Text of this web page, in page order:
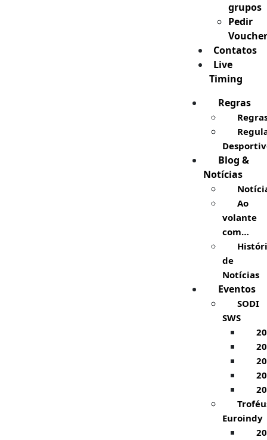
grupos
Pedir
Voucher
Contatos
Live
Timing
Regras
Blog &
Notícias
Ao
volante
com…
de
Notícias
Eventos
SODI
SWS
Euroindy